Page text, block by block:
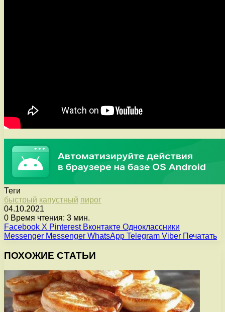
Теги
быстрый капустный пирог
04.10.2021
0 Время чтения: 3 мин.
Facebook X Pinterest Вконтакте Одноклассники
Messenger Messenger WhatsApp Telegram Viber Печатать
ПОХОЖИЕ СТАТЬИ